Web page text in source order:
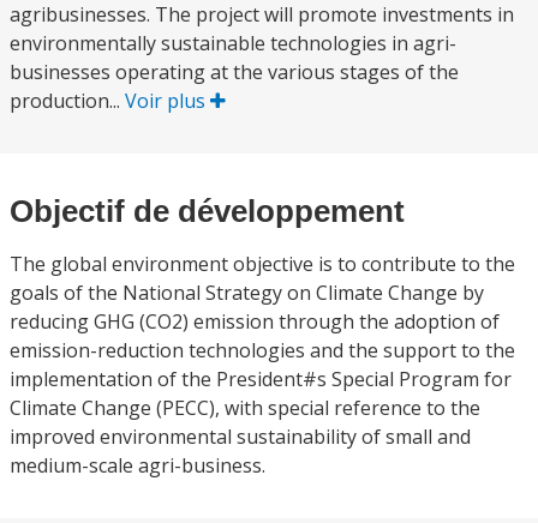
agribusinesses. The project will promote investments in
environmentally sustainable technologies in agri-
businesses operating at the various stages of the
production... Voir plus
Objectif de développement
The global environment objective is to contribute to the
goals of the National Strategy on Climate Change by
reducing GHG (CO2) emission through the adoption of
emission-reduction technologies and the support to the
implementation of the President#s Special Program for
Climate Change (PECC), with special reference to the
improved environmental sustainability of small and
medium-scale agri-business.